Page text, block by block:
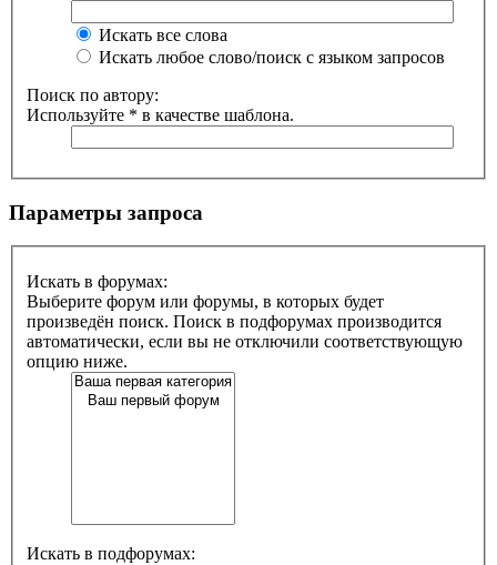
Искать все слова
Искать любое слово/поиск с языком запросов
Поиск по автору:
Используйте * в качестве шаблона.
Параметры запроса
Искать в форумах:
Выберите форум или форумы, в которых будет
произведён поиск. Поиск в подфорумах производится
автоматически, если вы не отключили соответствующую
опцию ниже.
Искать в подфорумах: